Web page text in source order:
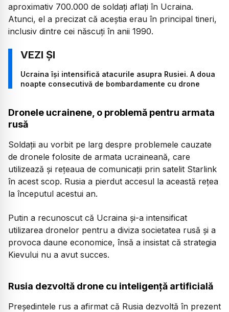
aproximativ 700.000 de soldați aflați în Ucraina.
Atunci, el a precizat că aceștia erau în principal tineri,
inclusiv dintre cei născuți în anii 1990.
Ucraina își intensifică atacurile asupra Rusiei. A doua
noapte consecutivă de bombardamente cu drone
Dronele ucrainene, o problemă pentru armata
rusă
Soldații au vorbit pe larg despre problemele cauzate
de dronele folosite de armata ucraineană, care
utilizează și rețeaua de comunicații prin satelit Starlink
în acest scop. Rusia a pierdut accesul la această rețea
la începutul acestui an.
Putin a recunoscut că Ucraina și-a intensificat
utilizarea dronelor pentru a diviza societatea rusă și a
provoca daune economice, însă a insistat că strategia
Kievului nu a avut succes.
Rusia dezvoltă drone cu inteligență artificială
Președintele rus a afirmat că Rusia dezvoltă în prezent